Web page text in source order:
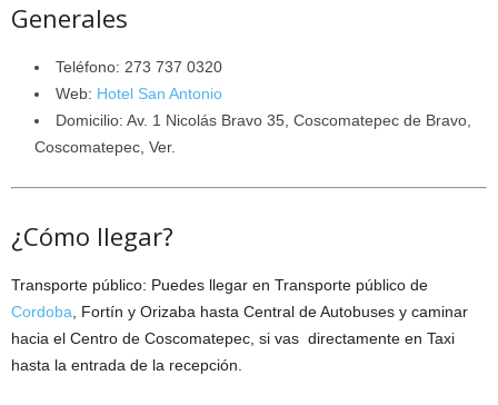
Generales
Teléfono: 273 737 0320
Web: Hotel San Antonio
Domicilio: Av. 1 Nicolás Bravo 35, Coscomatepec de Bravo,
Coscomatepec, Ver.
¿Cómo llegar?
Transporte público: Puedes llegar en Transporte público de
Cordoba, Fortín y Orizaba hasta Central de Autobuses y caminar
hacia el Centro de Coscomatepec, si vas directamente en Taxi
hasta la entrada de la recepción.